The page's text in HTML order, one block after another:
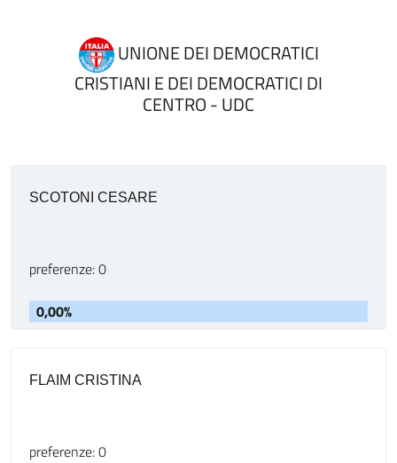
UNIONE DEI DEMOCRATICI
CRISTIANI E DEI DEMOCRATICI DI
CENTRO - UDC
SCOTONI CESARE
preferenze: 0
0,00%
FLAIM CRISTINA
preferenze: 0